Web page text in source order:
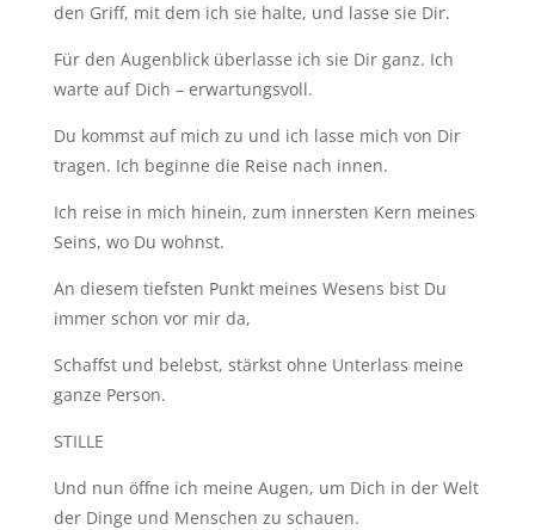
den Griff, mit dem ich sie halte, und lasse sie Dir.
Für den Augenblick überlasse ich sie Dir ganz. Ich
warte auf Dich – erwartungsvoll.
Du kommst auf mich zu und ich lasse mich von Dir
tragen. Ich beginne die Reise nach innen.
Ich reise in mich hinein, zum innersten Kern meines
Seins, wo Du wohnst.
An diesem tiefsten Punkt meines Wesens bist Du
immer schon vor mir da,
Schaffst und belebst, stärkst ohne Unterlass meine
ganze Person.
STILLE
Und nun öffne ich meine Augen, um Dich in der Welt
der Dinge und Menschen zu schauen.